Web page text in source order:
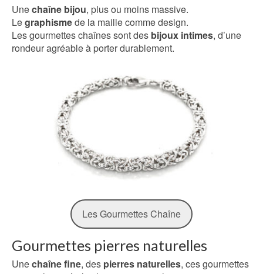
Unechaîne bijou, plus ou moins massive.
Legraphismede la maille comme design.
Les gourmettes chaînes sont des bijoux intimes, d’une
rondeur agréable à porter durablement.
Les Gourmettes Chaîne
Gourmettes pierres naturelles
Unechaîne fine, des pierres naturelles, ces gourmettes